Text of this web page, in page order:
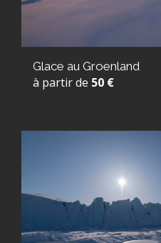
Glace au Groenland
à partir de 50 €